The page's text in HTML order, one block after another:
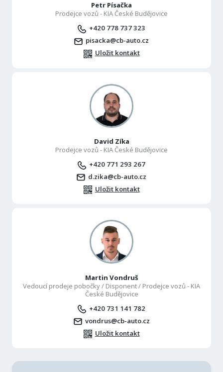
Petr Písačka
Prodejce vozů - KIA České Budějovice
+420 778 737 323
pisacka@cb-auto.cz
Uložit kontakt
David Zíka
Prodejce vozů - KIA České Budějovice
+420 771 293 267
d.zika@cb-auto.cz
Uložit kontakt
Martin Vondruš
Vedoucí prodeje pobočky / Disponent / Prodejce vozů - KIA
České Budějovice
+420 731 141 782
vondrus@cb-auto.cz
Uložit kontakt